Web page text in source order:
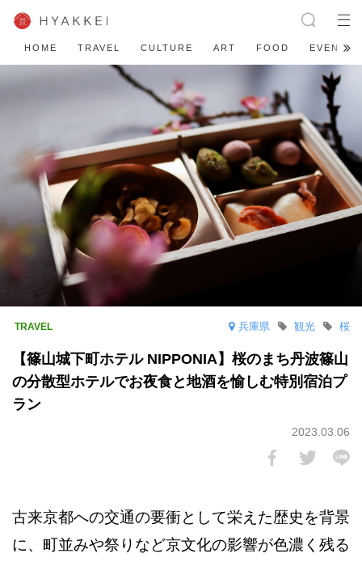
HOME TRAVEL CULTURE ART FOOD EVENT
兵庫県 桜
観光
【篠山城下町ホテル NIPPONIA】桜のまち丹波篠山
の分散型ホテルでお夜食と地酒を愉しむ特別宿泊プ
ラン
2023.03.06
古来京都への交通の要衝として栄えた歴史を背景
に、町並みや祭りなど京文化の影響が色濃く残る